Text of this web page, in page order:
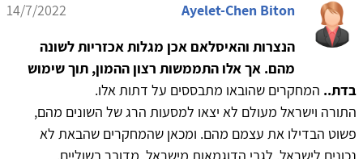
Ayelet-Chen Biton
14/7/2022
הנצרות והאיסלאם אכן מגלות אכזריות לשונה
מהם. אך אלו התממשות רצון ההמון, תוך שימוש
בדת.. המחקרים שהובאו מתבססים על דתות אלו.
התורה וישראל מעולם לא יצאו למסעות הרג של השונים מהם,
פשוט הבדילו את עצמם מהם. ומכאן שהמחקרים שהבאת לא